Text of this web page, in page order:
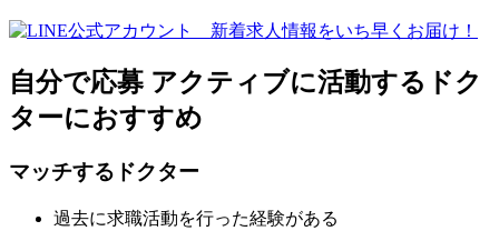
自分で応募 アクティブに活動するドク
ターにおすすめ
マッチするドクター
過去に求職活動を行った経験がある